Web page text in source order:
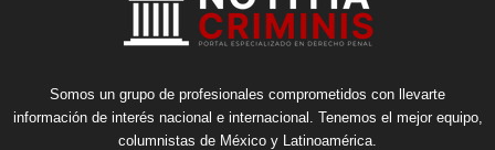
Somos un grupo de profesionales comprometidos con llevarte
información de interés nacional e internacional. Tenemos el mejor equipo,
columnistas de México y Latinoamérica.